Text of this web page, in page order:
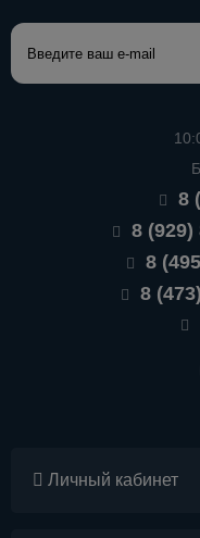
8
8 (929)
8
8
Личный кабинет